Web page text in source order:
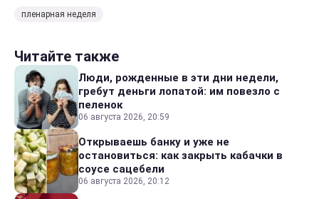
пленарная неделя
Читайте также
Люди, рожденные в эти дни недели,
гребут деньги лопатой: им повезло с
пеленок
06 августа 2026, 20:59
Открываешь банку и уже не
остановиться: как закрыть кабачки в
соусе сацебели
06 августа 2026, 20:12